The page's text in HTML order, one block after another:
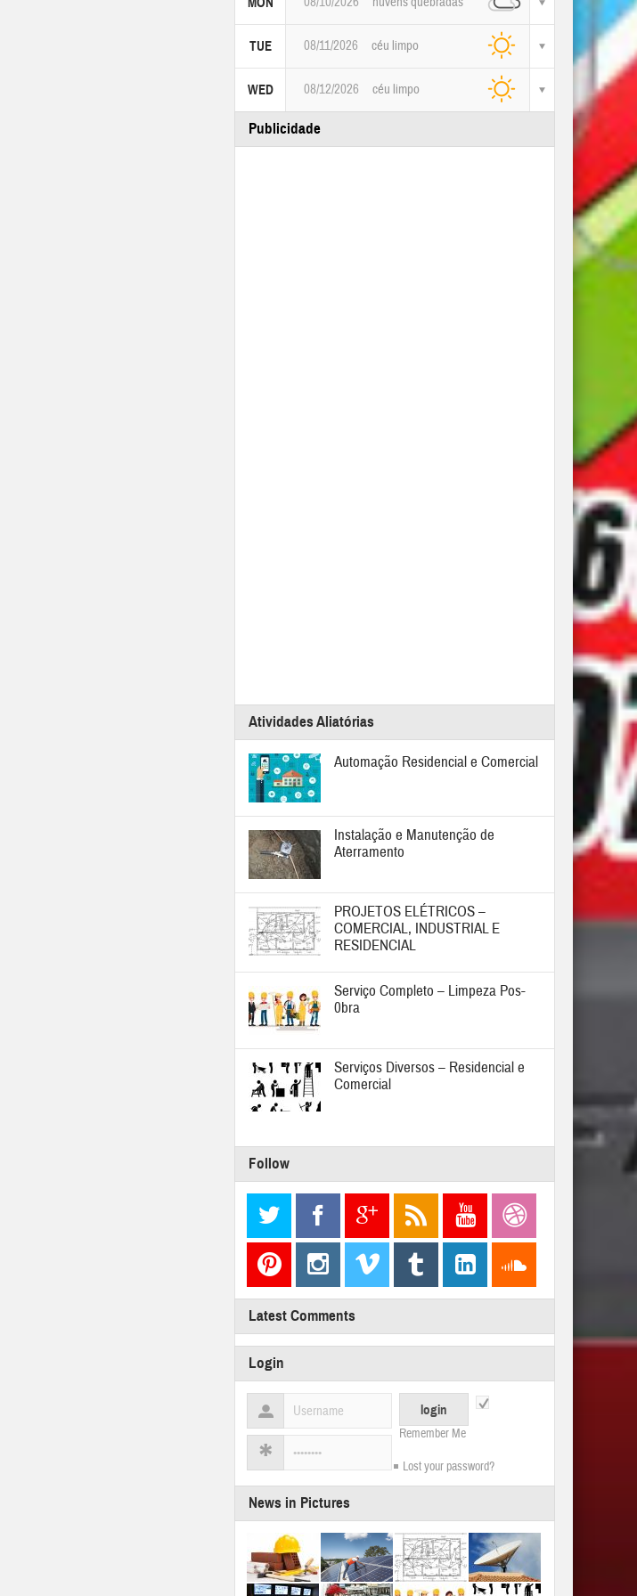
TUE 08/11/2026 céu limpo
WED 08/12/2026 céu limpo
Publicidade
Atividades Aliatórias
Automação Residencial e Comercial
Instalação e Manutenção de
Aterramento
PROJETOS ELÉTRICOS –
COMERCIAL, INDUSTRIAL E
RESIDENCIAL
Serviço Completo – Limpeza Pos-
0bra
Serviços Diversos – Residencial e
Comercial
Follow
Latest Comments
Login
Remember Me
Lost your password?
News in Pictures